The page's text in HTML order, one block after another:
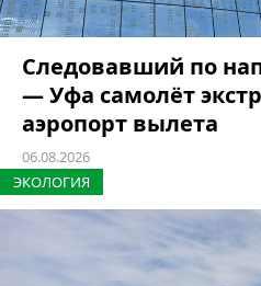
Следовавший по
— Уфа самолёт
аэропорт вылета
06.08.2026
ЭКОЛОГИЯ